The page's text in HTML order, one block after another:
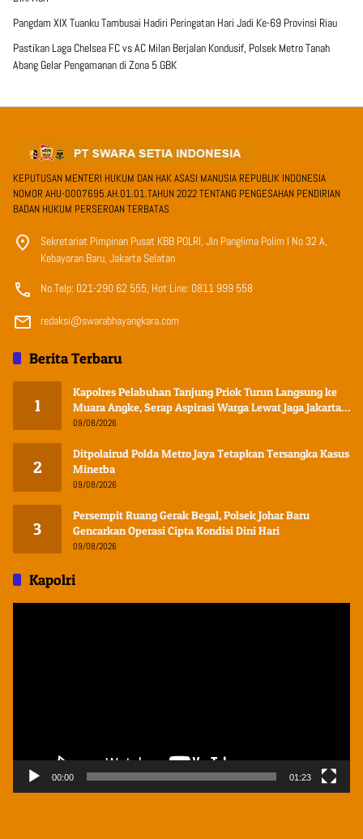
Pangdam XIX Tuanku Tambusai Hadiri Peringatan Hari Jadi Ke-69 Provinsi Riau
Pastikan Laga Chelsea FC vs AC Milan Berjalan Kondusif, Polsek Metro Tanah
Abang Gelar Pengamanan di Zona 5 GBK
KEPUTUSAN MENTERI HUKUM DAN HAK ASASI MANUSIA REPUBLIK INDONESIA
NOMOR AHU-0007695.AH.01.01.TAHUN 2022 TENTANG PENGESAHAN PENDIRIAN
BADAN HUKUM PERSEROAN TERBATAS
Sekretariat Pimpinan Pusat KBB POLRI, Jln Panglima Polim I No 32 A,
Kebayoran Baru, Jakarta Selatan
No.Telp: 021-290 62 555, Hot Line: 0811 999 558
redaksi@swarabhayangkara.com
Berita Terbaru
1
Kapolres Pelabuhan Tanjung Priok Turun Langsung ke
Muara Angke, Serap Aspirasi Warga Lewat Jaga Jakarta
On The Spot
09/08/2026
2
Ditpolairud Polda Metro Jaya Tetapkan Tersangka Kasus
Minerba
09/08/2026
3
Persempit Ruang Gerak Begal, Polsek Johar Baru
Gencarkan Operasi Cipta Kondisi Dini Hari
09/08/2026
Kapolri
00:00 01:23